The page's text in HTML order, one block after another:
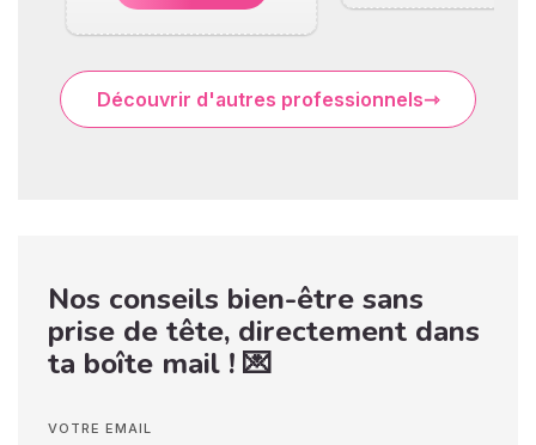
Découvrir d'autres professionnels
Nos conseils bien-être sans
prise de tête, directement dans
ta boîte mail ! 💌
VOTRE EMAIL